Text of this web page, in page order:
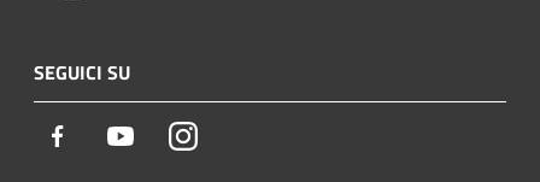
SEGUICI SU
Facebook YoutubeInstagram